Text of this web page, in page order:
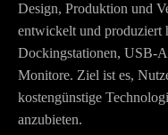
Design, Produktion und
entwickelt und produziert
Dockingstationen, USB-
Monitore. Ziel ist es,
kostengünstige
anzubieten.